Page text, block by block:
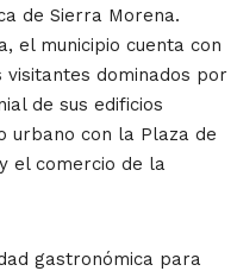
de Sierra Morena.
el municipio cuenta con
dominados por
de sus edificios
urbano con la Plaza de
el comercio de la
gastronómica para